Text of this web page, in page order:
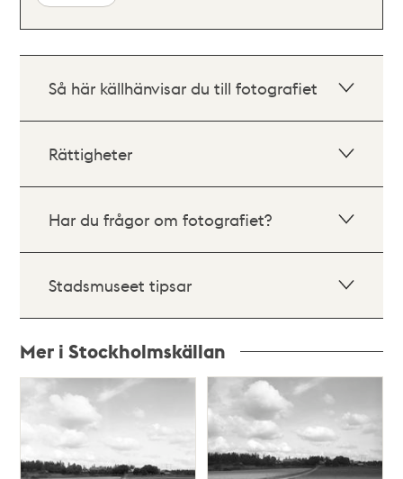
Så här källhänvisar du till fotografiet
Rättigheter
Har du frågor om fotografiet?
Stadsmuseet tipsar
Mer i Stockholmskällan
Relaterade
teman